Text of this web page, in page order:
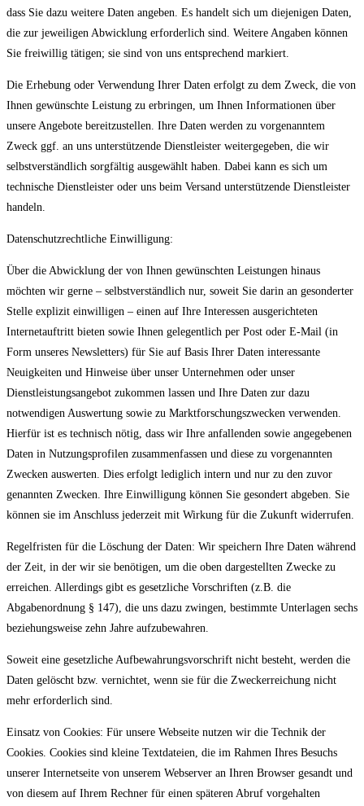
dass Sie dazu weitere Daten angeben. Es handelt sich um diejenigen Daten,
die zur jeweiligen Abwicklung erforderlich sind. Weitere Angaben können
Sie freiwillig tätigen; sie sind von uns entsprechend markiert.
Die Erhebung oder Verwendung Ihrer Daten erfolgt zu dem Zweck, die von
Ihnen gewünschte Leistung zu erbringen, um Ihnen Informationen über
unsere Angebote bereitzustellen. Ihre Daten werden zu vorgenanntem
Zweck ggf. an uns unterstützende Dienstleister weitergegeben, die wir
selbstverständlich sorgfältig ausgewählt haben. Dabei kann es sich um
technische Dienstleister oder uns beim Versand unterstützende Dienstleister
handeln.
Datenschutzrechtliche Einwilligung:
Über die Abwicklung der von Ihnen gewünschten Leistungen hinaus
möchten wir gerne – selbstverständlich nur, soweit Sie darin an gesonderter
Stelle explizit einwilligen – einen auf Ihre Interessen ausgerichteten
Internetauftritt bieten sowie Ihnen gelegentlich per Post oder E-Mail (in
Form unseres Newsletters) für Sie auf Basis Ihrer Daten interessante
Neuigkeiten und Hinweise über unser Unternehmen oder unser
Dienstleistungsangebot zukommen lassen und Ihre Daten zur dazu
notwendigen Auswertung sowie zu Marktforschungszwecken verwenden.
Hierfür ist es technisch nötig, dass wir Ihre anfallenden sowie angegebenen
Daten in Nutzungsprofilen zusammenfassen und diese zu vorgenannten
Zwecken auswerten. Dies erfolgt lediglich intern und nur zu den zuvor
genannten Zwecken. Ihre Einwilligung können Sie gesondert abgeben. Sie
können sie im Anschluss jederzeit mit Wirkung für die Zukunft widerrufen.
Regelfristen für die Löschung der Daten: Wir speichern Ihre Daten während
der Zeit, in der wir sie benötigen, um die oben dargestellten Zwecke zu
erreichen. Allerdings gibt es gesetzliche Vorschriften (z.B. die
Abgabenordnung § 147), die uns dazu zwingen, bestimmte Unterlagen sechs
beziehungsweise zehn Jahre aufzubewahren.
Soweit eine gesetzliche Aufbewahrungsvorschrift nicht besteht, werden die
Daten gelöscht bzw. vernichtet, wenn sie für die Zweckerreichung nicht
mehr erforderlich sind.
Einsatz von Cookies: Für unsere Webseite nutzen wir die Technik der
Cookies. Cookies sind kleine Textdateien, die im Rahmen Ihres Besuchs
unserer Internetseite von unserem Webserver an Ihren Browser gesandt und
von diesem auf Ihrem Rechner für einen späteren Abruf vorgehalten